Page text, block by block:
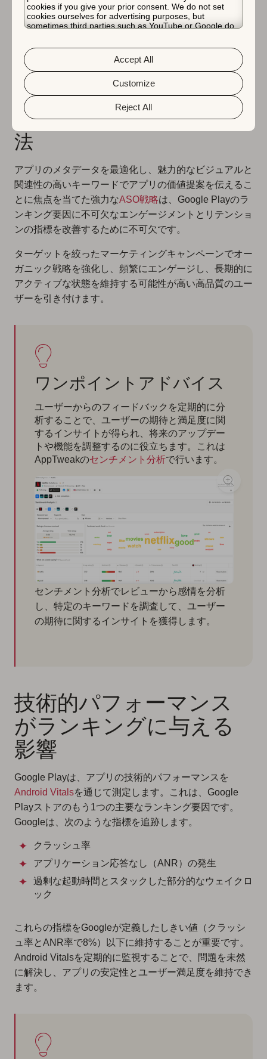
cookies if you give your prior consent. We do not set
cookies ourselves for advertising purposes, but
sometimes third parties such as YouTube or Google do.
about the protection of your personal data and the
different cookies we use, please read our
&Privacy Policy. You can customize your cookie settings
and preferences by clicking the “Customize” button.
Reject All
Customize
Accept All
特集クラスター
細をご覧ください。
アプリのエンゲージメント
とリテンションを高める方
法
アプリのメタデータを最適化し、魅力的なビジュアルと
関連性の高いキーワードでアプリの価値提案を伝えるこ
とに焦点を当てた強力なASO戦略は、Google Playのラ
ンキング要因に不可欠なエンゲージメントとリテンショ
ンの指標を改善するために不可欠です。
ターゲットを絞ったマーケティングキャンペーンでオー
ガニック戦略を強化し、頻繁にエンゲージし、長期的に
アクティブな状態を維持する可能性が高い高品質のユー
ザーを引き付けます。
ワンポイントアドバイス
ユーザーからのフィードバックを定期的に分
析することで、ユーザーの期待と満足度に関
するインサイトが得られ、将来のアップデー
トや機能を調整するのに役立ちます。これは
AppTweakのセンチメント分析で行います。
センチメント分析でレビューから感情を分析
し、特定のキーワードを調査して、ユーザー
の期待に関するインサイトを獲得します。
技術的パフォーマンス
がランキングに与える
影響
Google Playは、アプリの技術的パフォーマンスを
Android Vitalsを通じて測定します。これは、Google
Playストアのもう1つの主要なランキング要因です。
Googleは、次のような指標を追跡します。
クラッシュ率
アプリケーション応答なし（ANR）の発生
過剰な起動時間とスタックした部分的なウェイクロ
ック
これらの指標をGoogleが定義したしきい値（クラッシ
ュ率とANR率で8%）以下に維持することが重要です。
Android Vitalsを定期的に監視することで、問題を未然
に解決し、アプリの安定性とユーザー満足度を維持でき
ます。